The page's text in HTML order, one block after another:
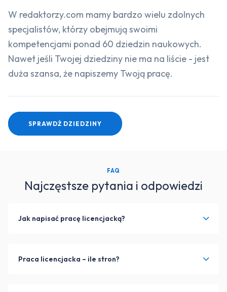
W redaktorzy.com mamy bardzo wielu zdolnych
specjalistów, którzy obejmują swoimi
kompetencjami ponad 60 dziedzin naukowych.
Nawet jeśli Twojej dziedziny nie ma na liście - jest
duża szansa, że napiszemy Twoją pracę.
SPRAWDŹ DZIEDZINY
FAQ
Najczęstsze pytania i odpowiedzi
Jak napisać pracę licencjacką?
Praca licencjacka – ile stron?